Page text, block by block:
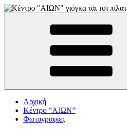
Skip
to
ΚΕΝΤΡΟ ΓΙΟΓΚΑ-ΠΙΛΑΤΕΣ-ΤΑΙ ΤΣΙ
Αρχική
Κέντρο “ΑΙΩΝ”
Φωτογραφίες